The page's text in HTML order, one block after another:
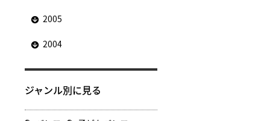
2005
2004
ジャンル別に見る